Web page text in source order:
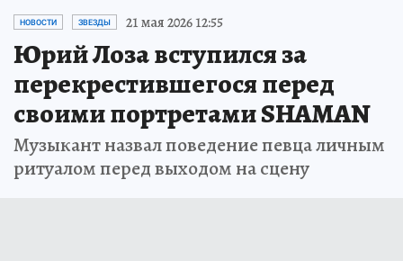
НОВОСТИ ЗВЕЗДЫ 21 мая 2026 12:55
Юрий Лоза вступился за
перекрестившегося перед
своими портретами SHAMAN
Музыкант назвал поведение певца личным
ритуалом перед выходом на сцену